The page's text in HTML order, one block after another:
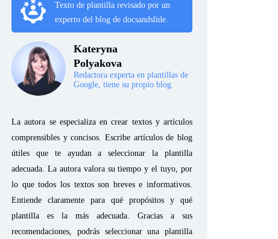
Texto de plantilla revisado por un
experto del blog de docsandslide.
Kateryna
Polyakova
Redactora experta en plantillas de
Google, tiene su propio blog.
La autora se especializa en crear textos y artículos
comprensibles y concisos. Escribe artículos de blog
útiles que te ayudan a seleccionar la plantilla
adecuada. La autora valora su tiempo y el tuyo, por
lo que todos los textos son breves e informativos.
Entiende claramente para qué propósitos y qué
plantilla es la más adecuada. Gracias a sus
recomendaciones, podrás seleccionar una plantilla